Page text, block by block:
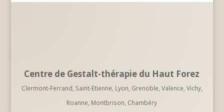
Centre de Gestalt-thérapie du Haut Forez
Clermont-Ferrand, Saint-Etienne, Lyon, Grenoble, Valence, Vichy,
Roanne, Montbrison, Chambéry